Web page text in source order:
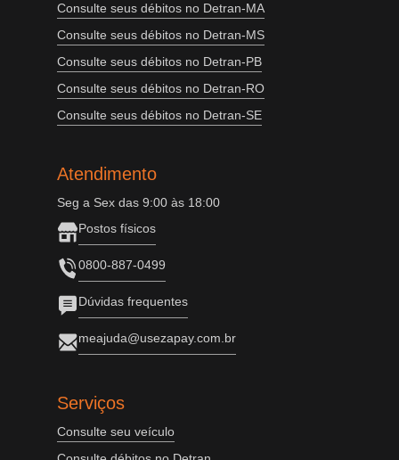
Consulte seus débitos no Detran-MA
Consulte seus débitos no Detran-MS
Consulte seus débitos no Detran-PB
Consulte seus débitos no Detran-RO
Consulte seus débitos no Detran-SE
Atendimento
Seg a Sex das 9:00 às 18:00
Postos físicos
0800-887-0499
Dúvidas frequentes
meajuda@usezapay.com.br
Serviços
Consulte seu veículo